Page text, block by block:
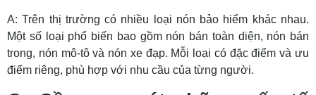
A: Trên thị trường có nhiều loại nón bảo hiểm khác nhau.
Một số loại phổ biến bao gồm nón bán toàn diện, nón bán
trong, nón mô-tô và nón xe đạp. Mỗi loại có đặc điểm và ưu
điểm riêng, phù hợp với nhu cầu của từng người.